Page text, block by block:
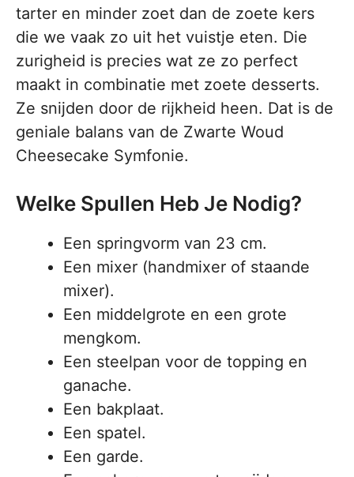
tarter en minder zoet dan de zoete kers
die we vaak zo uit het vuistje eten. Die
zurigheid is precies wat ze zo perfect
maakt in combinatie met zoete desserts.
Ze snijden door de rijkheid heen. Dat is de
geniale balans van de Zwarte Woud
Cheesecake Symfonie.
Welke Spullen Heb Je Nodig?
Een springvorm van 23 cm.
Een mixer (handmixer of staande
mixer).
Een middelgrote en een grote
mengkom.
Een steelpan voor de topping en
ganache.
Een bakplaat.
Een spatel.
Een garde.